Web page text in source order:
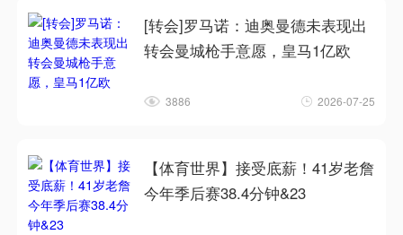
[转会]罗马诺：迪奥曼德未表现出
转会曼城枪手意愿，皇马1亿欧
3886 2026-07-25
【体育世界】接受底薪！41岁老詹
今年季后赛38.4分钟&23